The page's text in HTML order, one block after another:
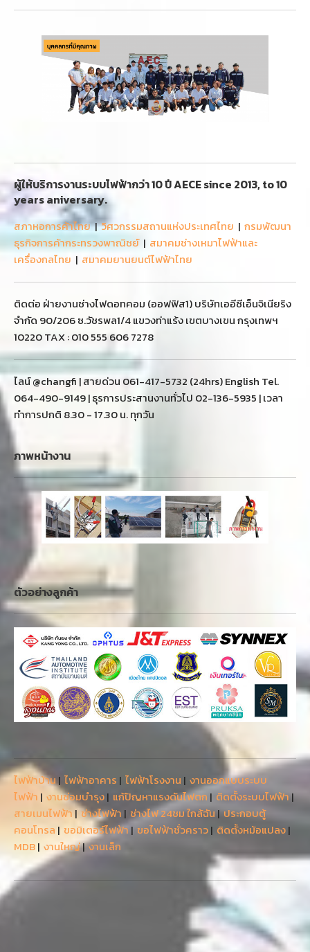
ผู้ให้บริการงานระบบไฟฟ้ากว่า 10 ปี AECE since 2013, to 10
years aniversary.
สภาหอการค้าไทย|วิศวกรรมสถานแห่งประเทศไทย | กรมพัฒนา
ธุรกิจการค้ากระทรวงพาณิชย์| สมาคมช่างเหมาไฟฟ้าและ
เครื่องกลไทย | สมาคมยานยนต์ไฟฟ้าไทย
ติดต่อ ฝ่ายงานช่างไฟดอทคอม (ออฟฟิส1) บริษัทเออีซีเอ็นจิเนียริง
จำกัด 90/206 ซ.วัชรพล1/4 แขวงท่าแร้ง เขตบางเขน กรุงเทพฯ
10220 TAX : 010 555 606 7278
ไลน์ @changfi | สายด่วน 061-417-5732 (24hrs) English Tel.
064-490-9149 | ธุรการประสานงานทั่วไป 02-136-5935 | เวลา
ทำการปกติ 8.30 - 17.30 น. ทุกวัน
ภาพหน้างาน
ตัวอย่างลูกค้า
ไฟฟ้าบ้าน| ไฟฟ้าอาคาร | ไฟฟ้าโรงงาน | งานออกแบบระบบ
ไฟฟ้า | งานซ่อมบำรุง| แก้ปัญหาแรงดันไฟตก | ติดตั้งระบบไฟฟ้า|
สายเมนไฟฟ้า|ช่างไฟฟ้า | ช่างไฟ 24ชม ใกล้ฉัน|ประกอบตู้
คอนโทรล | ขอมิเตอร์ไฟฟ้า | ขอไฟฟ้าชั่วคราว| ติดตั้งหม้อแปลง|
MDB| งานใหญ่|งานเล็ก